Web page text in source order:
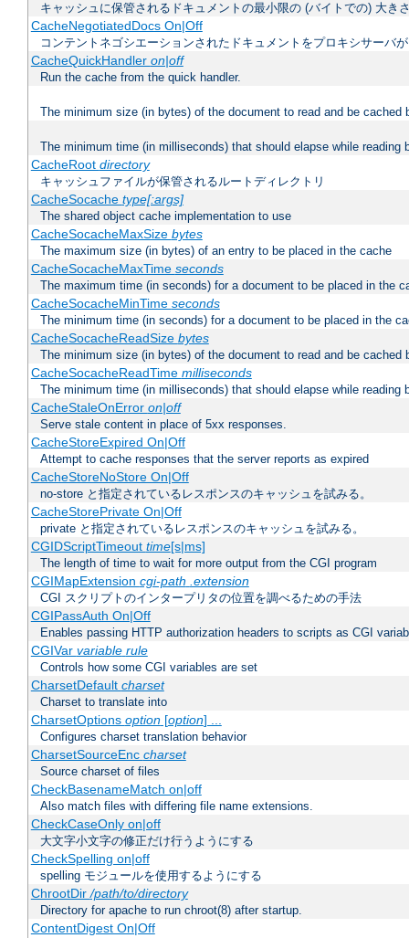
キャッシュに保管されるドキュメントの最小限の (バイトでの) 大き
CacheNegotiatedDocs On|Off
コンテントネゴシエーションされたドキュメントをプロキシサーバ
CacheQuickHandler on|off
Run the cache from the quick handler.
The minimum size (in bytes) of the document to read and be cached
The minimum time (in milliseconds) that should elapse while reading
CacheRoot directory
キャッシュファイルが保管されるルートディレクトリ
CacheSocache type[:args]
The shared object cache implementation to use
CacheSocacheMaxSize bytes
The maximum size (in bytes) of an entry to be placed in the cache
CacheSocacheMaxTime seconds
The maximum time (in seconds) for a document to be placed in the
CacheSocacheMinTime seconds
The minimum time (in seconds) for a document to be placed in the
CacheSocacheReadSize bytes
The minimum size (in bytes) of the document to read and be cached
CacheSocacheReadTime milliseconds
The minimum time (in milliseconds) that should elapse while reading
CacheStaleOnError on|off
Serve stale content in place of 5xx responses.
CacheStoreExpired On|Off
Attempt to cache responses that the server reports as expired
CacheStoreNoStore On|Off
no-store と指定されているレスポンスのキャッシュを試みる。
CacheStorePrivate On|Off
private と指定されているレスポンスのキャッシュを試みる。
CGIDScriptTimeout time[s|ms]
The length of time to wait for more output from the CGI program
CGIMapExtension cgi-path .extension
CGI スクリプトのインタープリタの位置を調べるための手法
CGIPassAuth On|Off
Enables passing HTTP authorization headers to scripts as CGI
CGIVar variable rule
Controls how some CGI variables are set
CharsetDefault charset
Charset to translate into
CharsetOptions option[option] ...
Configures charset translation behavior
CharsetSourceEnc charset
Source charset of files
CheckBasenameMatch on|off
Also match files with differing file name extensions.
CheckCaseOnly on|off
大文字小文字の修正だけ行うようにする
CheckSpelling on|off
spelling モジュールを使用するようにする
ChrootDir/path/to/directory
Directory for apache to run chroot(8) after startup.
ContentDigest On|Off